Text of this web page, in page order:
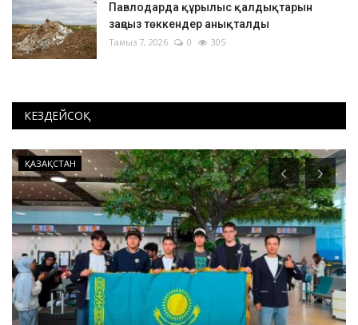
Павлодарда құрылыс қалдықтарын
заңсыз төккендер анықталды
Тамыз 7, 2026 0 305
КЕЗДЕЙСОҚ
ҚАЗАҚСТАН